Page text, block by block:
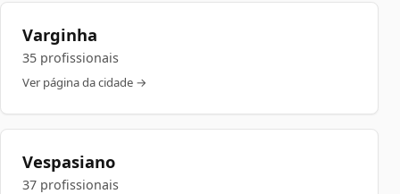
Varginha
35 profissionais
Ver página da cidade →
Vespasiano
37 profissionais